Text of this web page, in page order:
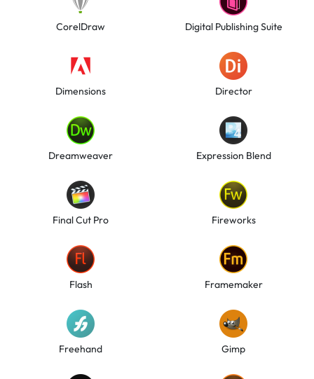
CorelDraw Digital Publishing Suite
Dimensions Director
Dreamweaver Expression Blend
Final Cut Pro Fireworks
Flash Framemaker
Freehand Gimp